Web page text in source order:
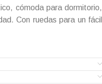
cómoda para dormitorio,
Con ruedas para un fácil